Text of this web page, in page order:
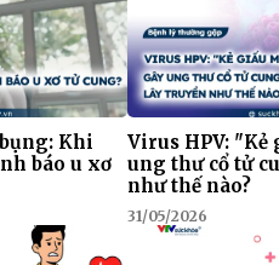
Khi
báo u xơ
Virus HPV: "Kẻ
ung thư cổ tử
như thế nào?
31/05/2026